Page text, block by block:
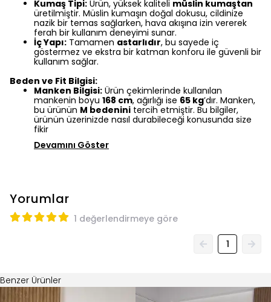
ferah bir kullanım deneyimi sunar.
İç Yapı:Tamamenastarlıdır, bu sayede iç
göstermez ve ekstra bir katman konforu ile güvenli bir
kullanım sağlar.
Beden ve Fit Bilgisi:
Manken Bilgisi:
mankenin boyu
bu ürününM bedeninitercih etmiştir. Bu bilgiler,
ürünün üzerinizde nasıl durabileceği konusunda size
fikir
Devamını Göster